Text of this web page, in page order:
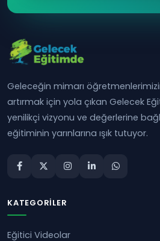
Geleceğin mimarı
artırmak için yola çıkan Gelecek
yenilikçi vizyonu ve değerlerine
eğitiminin yarınlarına ışık tutuyor.
KATEGORILER
Eğitici Videolar